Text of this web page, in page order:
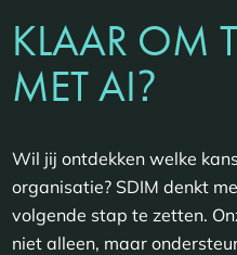
KLAAR OM
MET AI?
Wil jij ontdekken welke
organisatie? SDIM denkt
volgende stap te zetten.
niet alleen, maar